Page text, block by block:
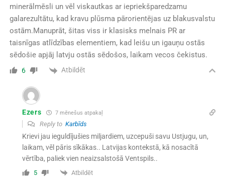
minerālmēsli un vēl viskautkas ar iepriekšparedzamu
galarezultātu, kad kravu plūsma pārorientējas uz blakusvalstu
ostām.Manuprāt, šitas viss ir klasisks melnais PR ar
taisnīgas atlīdzības elementiem, kad leišu un igauņu ostās
sēdošie apjāj latvju ostās sēdošos, laikam vecos čekistus.
6 Atbildēt
Ezers 7 mēnešus atpakaļ
Reply to Karbīds
Krievi jau ieguldījušies miljardiem, uzcepuši savu Ustjugu, un,
laikam, vēl pāris sīkākas.. Latvijas kontekstā, kā nosacītā
vērtība, paliek vien neaizsalstošā Ventspils..
5 Atbildēt